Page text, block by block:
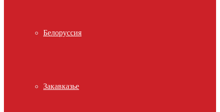
Белоруссия
Закавказье